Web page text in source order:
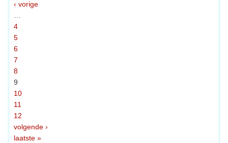
‹ vorige
…
4
5
6
7
8
9
10
11
12
volgende ›
laatste »